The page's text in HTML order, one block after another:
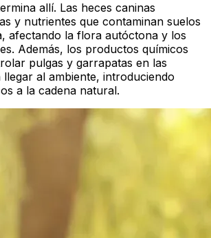
allí. Las heces caninas
y nutrientes que contaminan suelos
afectando la flora autóctona y los
Además, los productos químicos
pulgas y garrapatas en las
llegar al ambiente, introduciendo
a la cadena natural.